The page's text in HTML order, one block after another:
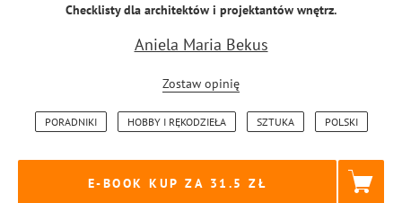
Checklisty dla architektów i projektantów wnętrz.
Aniela Maria Bekus
Zostaw opinię
PORADNIKI HOBBY I RĘKODZIEŁA SZTUKA POLSKI
E-BOOK KUP ZA 31.5